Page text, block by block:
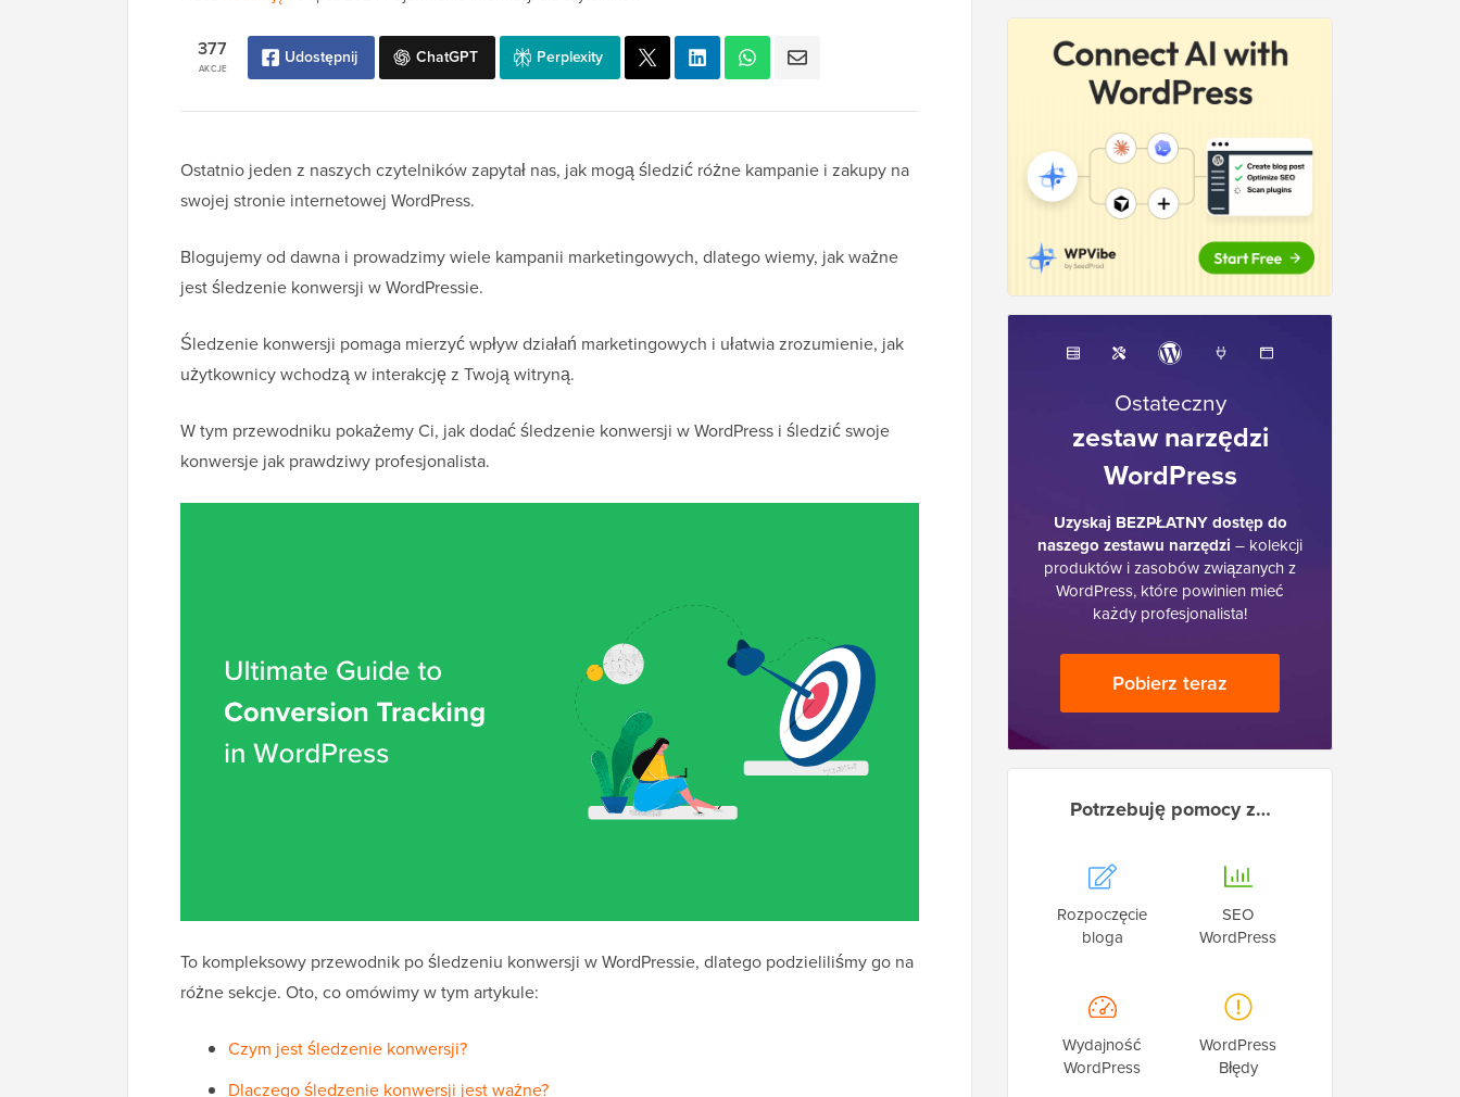
AKCJE
377 Udostępnij ChatGPT Perplexity
Ostatnio jeden z naszych czytelników zapytał nas, jak mogą śledzić różne kampanie i zakupy na
swojej stronie internetowej WordPress.
Blogujemy od dawna i prowadzimy wiele kampanii marketingowych, dlatego wiemy, jak ważne
jest śledzenie konwersji w WordPressie.
Śledzenie konwersji pomaga mierzyć wpływ działań marketingowych i ułatwia zrozumienie, jak
użytkownicy wchodzą w interakcję z Twoją witryną.
W tym przewodniku pokażemy Ci, jak dodać śledzenie konwersji w WordPress i śledzić swoje
konwersje jak prawdziwy profesjonalista.
To kompleksowy przewodnik po śledzeniu konwersji w WordPressie, dlatego podzieliliśmy go na
różne sekcje. Oto, co omówimy w tym artykule:
Czym jest śledzenie konwersji?
Dlaczego śledzenie konwersji jest ważne?
Ostateczny
zestaw narzędzi
WordPress
Uzyskaj BEZPŁATNY dostęp do
naszego zestawu narzędzi – kolekcji
produktów i zasobów związanych z
WordPress, które powinien mieć
każdy profesjonalista!
Pobierz teraz
Potrzebuję pomocy z…
Rozpoczęcie
bloga
SEO
WordPress
Wydajność
WordPress
WordPress
Błędy